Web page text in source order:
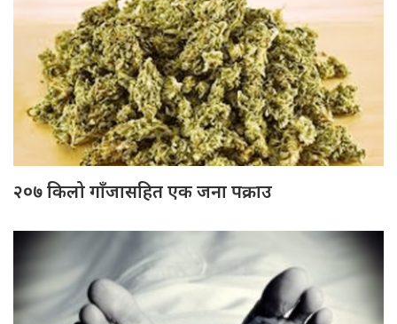
२०७ किलो गाँजासहित एक जना पक्राउ